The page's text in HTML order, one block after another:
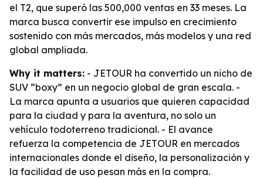
el T2, que superó las 500,000 ventas en 33 meses. La
marca busca convertir ese impulso en crecimiento
sostenido con más mercados, más modelos y una red
global ampliada.
Why it matters: - JETOUR ha convertido un nicho de
SUV “boxy” en un negocio global de gran escala. -
La marca apunta a usuarios que quieren capacidad
para la ciudad y para la aventura, no solo un
vehículo todoterreno tradicional. - El avance
refuerza la competencia de JETOUR en mercados
internacionales donde el diseño, la personalización y
la facilidad de uso pesan más en la compra.